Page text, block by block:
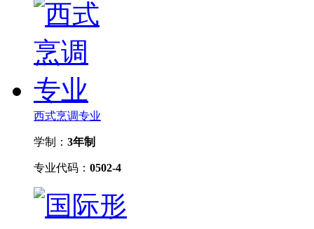
西式烹调专业
学制： 3年制
专业代码： 0502-4